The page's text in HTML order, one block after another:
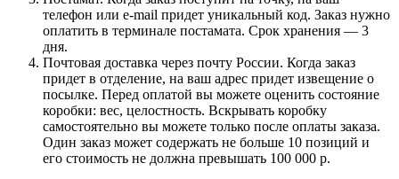
телефон или e-mail придет уникальный код. Заказ нужно
оплатить в терминале постамата. Срок хранения — 3
дня.
Почтовая доставка через почту России. Когда заказ
придет в отделение, на ваш адрес придет извещение о
посылке. Перед оплатой вы можете оценить состояние
коробки: вес, целостность. Вскрывать коробку
самостоятельно вы можете только после оплаты заказа.
Один заказ может содержать не больше 10 позиций и
его стоимость не должна превышать 100 000 р.